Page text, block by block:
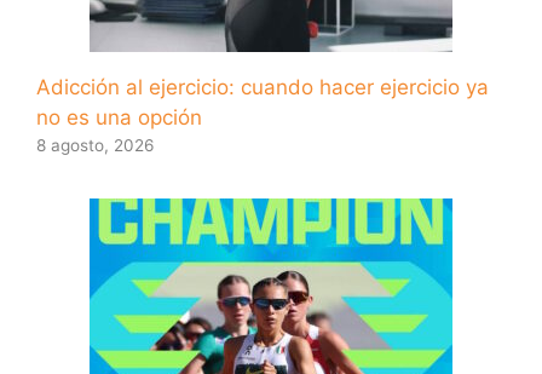
Adicción al ejercicio: cuando hacer ejercicio ya
no es una opción
8 agosto, 2026